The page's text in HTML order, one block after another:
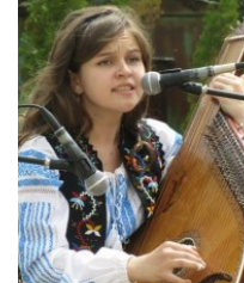
Архистратига
Покрови
Преображенська
Парафія
Золочів)
Парафія Різдва
(Красноград)
Парохії Полтавської
Газета Християнський
Надруковані числа
Молитви
Галерея
Рух pro-life